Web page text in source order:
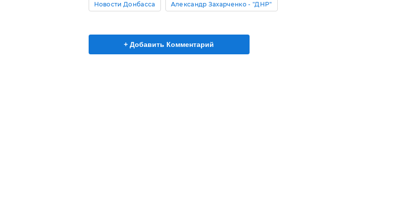
Новости Донбасса Александр Захарченко - "ДНР"
+ Добавить Комментарий